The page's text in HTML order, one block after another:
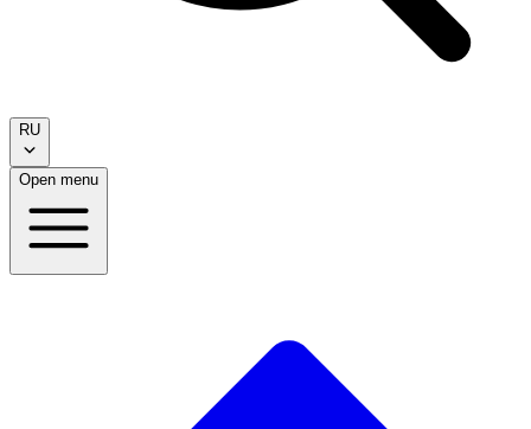
RU
Open menu